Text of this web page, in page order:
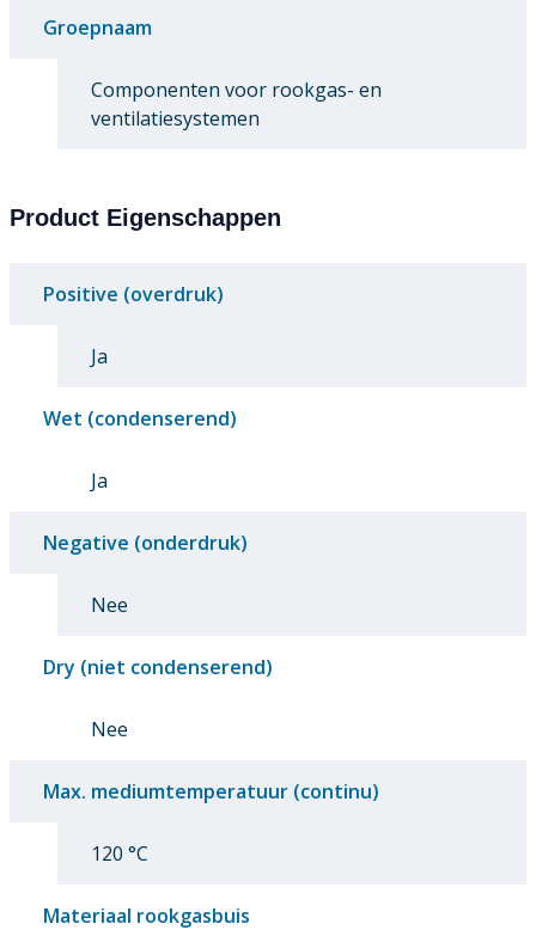
Groepnaam
Componenten voor rookgas- en
ventilatiesystemen
Product Eigenschappen
Positive (overdruk)
Ja
Wet (condenserend)
Ja
Negative (onderdruk)
Nee
Dry (niet condenserend)
Nee
Max. mediumtemperatuur (continu)
120 °C
Materiaal rookgasbuis